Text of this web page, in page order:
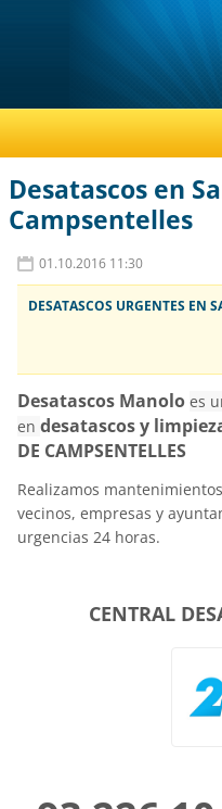
Desatascos en
Campsentelles
01.10.2016 11:30
DESATASCOS URGENTES EN
Desatascos Manoloes
endesatascos y
DE CAMPSENTELLES
Realizamos
vecinos, empresas y
urgencias 24 horas.
CENTRAL